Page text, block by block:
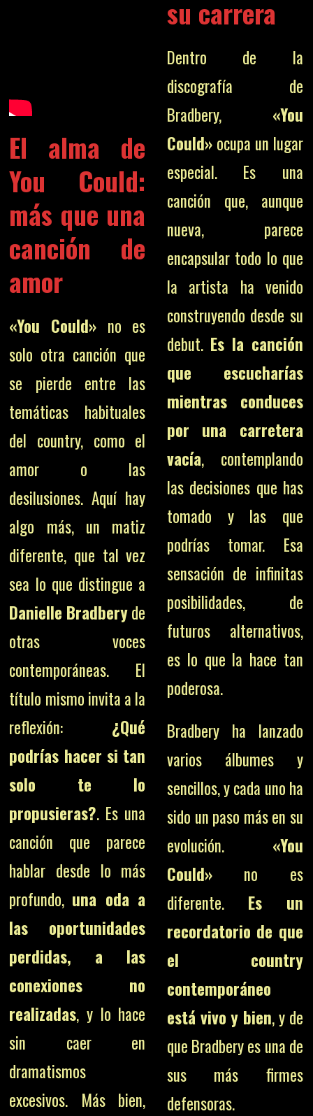
El alma de
You Could:
más que una
canción de
amor
«You Could» no es
solo otra canción que
se pierde entre las
temáticas habituales
del country, como el
amor o las
desilusiones. Aquí hay
algo más, un matiz
diferente, que tal vez
sea lo que distingue a
Danielle Bradberyde
otras voces
contemporáneas. El
título mismo invita a la
reflexión: ¿Qué
podrías hacer si tan
solo te lo
propusieras?. Es una
canción que parece
hablar desde lo más
profundo, una oda a
las oportunidades
perdidas, a las
conexiones no
realizadas, y lo hace
sin caer en
dramatismos
excesivos. Más bien,
su carrera
Dentro de la
discografía de
Bradbery, «You
Could»ocupa un lugar
especial. Es una
canción que, aunque
nueva, parece
encapsular todo lo que
la artista ha venido
construyendo desde su
debut. Es la canción
que escucharías
mientras conduces
por una carretera
vacía, contemplando
las decisiones que has
tomado y las que
podrías tomar. Esa
sensación de infinitas
posibilidades, de
futuros alternativos,
es lo que la hace tan
poderosa.
Bradbery ha lanzado
varios álbumes y
sencillos, y cada uno ha
sido un paso más en su
evolución. «You
Could»no es
diferente. Es un
recordatorio de que
el country
contemporáneo
está vivo y bien, y de
que Bradbery es una de
sus más firmes
defensoras.